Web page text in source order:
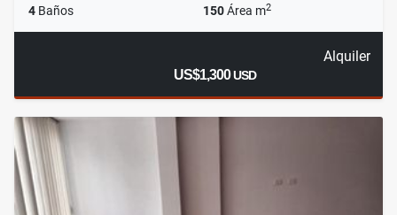
4 Baños 150Área m2
Alquiler
US$1,300USD